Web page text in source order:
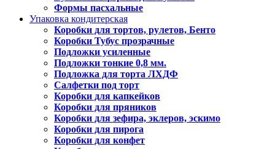
Формы пасхальные
Упаковка кондитерская
Коробки для тортов, рулетов, Бенто
Коробки Тубус прозрачные
Подложки усиленные
Подложки тонкие 0,8 мм.
Подложка для торта ЛХДФ
Салфетки под торт
Коробки для капкейков
Коробки для пряников
Коробки для зефира, эклеров, эскимо
Коробки для пирога
Коробки для конфет